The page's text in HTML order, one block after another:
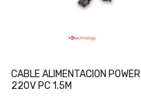
CABLE ALIMENTACION POWER
220V PC 1.5M